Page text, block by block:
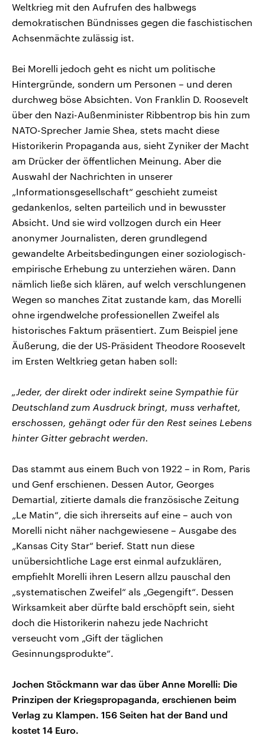
Weltkrieg mit den Aufrufen des halbwegs
demokratischen Bündnisses gegen die faschistischen
Achsenmächte zulässig ist.
Bei Morelli jedoch geht es nicht um politische
Hintergründe, sondern um Personen – und deren
durchweg böse Absichten. Von Franklin D. Roosevelt
über den Nazi-Außenminister Ribbentrop bis hin zum
NATO-Sprecher Jamie Shea, stets macht diese
Historikerin Propaganda aus, sieht Zyniker der Macht
am Drücker der öffentlichen Meinung. Aber die
Auswahl der Nachrichten in unserer
„Informationsgesellschaft“ geschieht zumeist
gedankenlos, selten parteilich und in bewusster
Absicht. Und sie wird vollzogen durch ein Heer
anonymer Journalisten, deren grundlegend
gewandelte Arbeitsbedingungen einer soziologisch-
empirische Erhebung zu unterziehen wären. Dann
nämlich ließe sich klären, auf welch verschlungenen
Wegen so manches Zitat zustande kam, das Morelli
ohne irgendwelche professionellen Zweifel als
historisches Faktum präsentiert. Zum Beispiel jene
Äußerung, die der US-Präsident Theodore Roosevelt
im Ersten Weltkrieg getan haben soll:
„Jeder, der direkt oder indirekt seine Sympathie für
Deutschland zum Ausdruck bringt, muss verhaftet,
erschossen, gehängt oder für den Rest seines Lebens
hinter Gitter gebracht werden.
Das stammt aus einem Buch von 1922 – in Rom, Paris
und Genf erschienen. Dessen Autor, Georges
Demartial, zitierte damals die französische Zeitung
„Le Matin“, die sich ihrerseits auf eine – auch von
Morelli nicht näher nachgewiesene – Ausgabe des
„Kansas City Star“ berief. Statt nun diese
unübersichtliche Lage erst einmal aufzuklären,
empfiehlt Morelli ihren Lesern allzu pauschal den
„systematischen Zweifel“ als „Gegengift“. Dessen
Wirksamkeit aber dürfte bald erschöpft sein, sieht
doch die Historikerin nahezu jede Nachricht
verseucht vom „Gift der täglichen
Gesinnungsprodukte“.
Jochen Stöckmann war das über Anne Morelli: Die
Prinzipen der Kriegspropaganda, erschienen beim
Verlag zu Klampen. 156 Seiten hat der Band und
kostet 14 Euro.